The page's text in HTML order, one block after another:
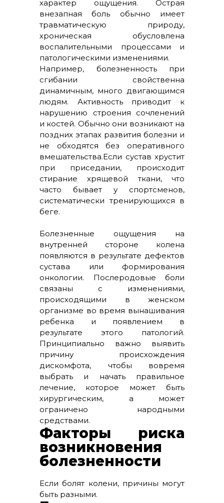
характер ощущения. Острая
внезапная боль обычно имеет
травматическую природу,
хроническая обусловлена
воспалительными процессами и
патологическими изменениями.
Например, болезненность при
сгибании свойственна
динамичным, много двигающимся
людям. Активность приводит к
нарушению строения сочленений
и костей. Обычно они возникают на
поздних этапах развития болезни и
не обходятся без оперативного
вмешательства.Если сустав хрустит
при приседании, происходит
стирание хрящевой ткани, что
часто бывает у спортсменов,
систематически тренирующихся в
беге.
Болезненные ощущения на
внутренней стороне колена
появляются в результате дефектов
сустава или формирования
онкологии. Послеродовые боли
связаны с изменениями,
происходящими в женском
организме во время вынашивания
ребенка и появлением в
результате этого патологий.
Принципиально важно выявить
причину происхождения
дискомфота, чтобы вовремя
выбрать и начать правильное
лечение, которое может быть
хирургическим, а может
ограничено народными
средствами.
Факторы риска
возникновения
болезненности
Если болят колени, причины могут
быть разными.